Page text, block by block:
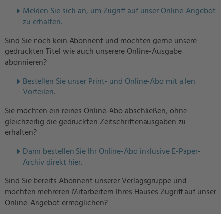
Melden Sie sich an, um Zugriff auf unser Online-Angebot
zu erhalten.
Sind Sie noch kein Abonnent und möchten gerne unsere
gedruckten Titel wie auch unserere Online-Ausgabe
abonnieren?
Bestellen Sie unser Print- und Online-Abo mit allen
Vorteilen.
Sie möchten ein reines Online-Abo abschließen, ohne
gleichzeitig die gedruckten Zeitschriftenausgaben zu
erhalten?
Dann bestellen Sie Ihr Online-Abo inklusive E-Paper-
Archiv direkt hier.
Sind Sie bereits Abonnent unserer Verlagsgruppe und
möchten mehreren Mitarbeitern Ihres Hauses Zugriff auf unser
Online-Angebot ermöglichen?